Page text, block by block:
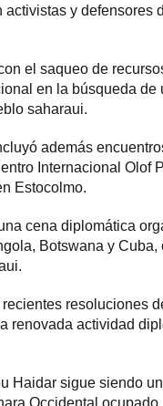
y defensores
el saqueo de
en la búsqueda
saharaui.
además
Internacional Olof
Estocolmo.
cena diplomática
Botswana y
resoluciones
renovada actividad
Haidar sigue siendo
Occidental ocupado.